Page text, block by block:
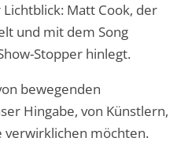
Matt Cook, der
und mit dem Song
Stopper hinlegt.
bewegenden
Hingabe, von Künstlern,
verwirklichen möchten.